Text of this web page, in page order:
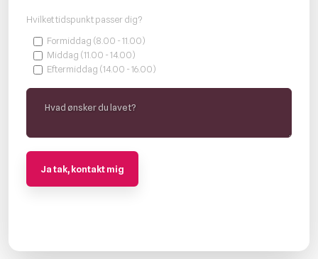
Hvilket tidspunkt passer dig?
Formiddag (8.00 - 11.00)
Middag (11.00 - 14.00)
Eftermiddag (14.00 - 16.00)